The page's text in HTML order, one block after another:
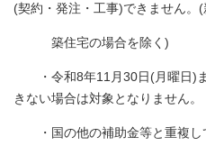
(契約・発注・工事)できません。(
築住宅の場合を除く)
・令和8年11月30日(月曜日)
きない場合は対象となりません。
・国の他の補助金等と重複し